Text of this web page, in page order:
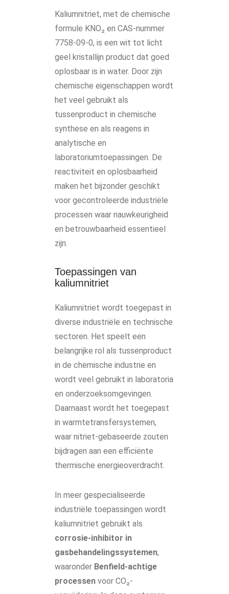
Kaliumnitriet, met de chemische
formule KNO₂ en CAS-nummer
7758-09-0, is een wit tot licht
geel kristallijn product dat goed
oplosbaar is in water. Door zijn
chemische eigenschappen wordt
het veel gebruikt als
tussenproduct in chemische
synthese en als reagens in
analytische en
laboratoriumtoepassingen. De
reactiviteit en oplosbaarheid
maken het bijzonder geschikt
voor gecontroleerde industriële
processen waar nauwkeurigheid
en betrouwbaarheid essentieel
zijn.
Toepassingen van
kaliumnitriet
Kaliumnitriet wordt toegepast in
diverse industriële en technische
sectoren. Het speelt een
belangrijke rol als tussenproduct
in de chemische industrie en
wordt veel gebruikt in laboratoria
en onderzoeksomgevingen.
Daarnaast wordt het toegepast
in warmtetransfersystemen,
waar nitriet-gebaseerde zouten
bijdragen aan een efficiënte
thermische energieoverdracht.
In meer gespecialiseerde
industriële toepassingen wordt
kaliumnitriet gebruikt als
corrosie-inhibitor in
gasbehandelingssystemen,
waaronder Benfield-achtige
processenvoor CO₂-